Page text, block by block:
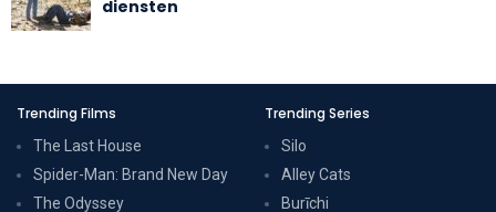
diensten
Trending Films
The Last House
Spider-Man: Brand New Day
The Odyssey
Trending Series
Silo
Alley Cats
Burīchi